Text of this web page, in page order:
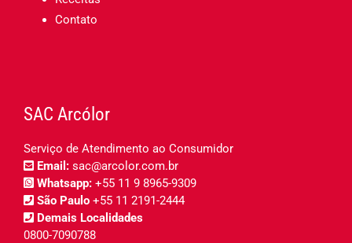
Contato
SAC Arcólor
Serviço de Atendimento ao Consumidor
Email: sac@arcolor.com.br
Whatsapp: +55 11 9 8965-9309
São Paulo +55 11 2191-2444
Demais Localidades
0800-7090788